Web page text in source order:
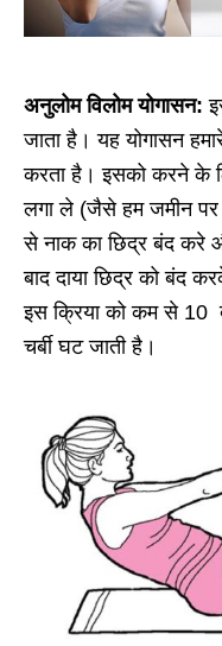
अनुलोम विलोम योगासन:
जाता है। यह योगासन
करता है। इसको करने के
लगा ले (जैसे हम जमीन
से नाक का छिद्र बंद करे
बाद दाया छिद्र को बंद
इस क्रिया को कम से 10
चर्बी घट जाती है।